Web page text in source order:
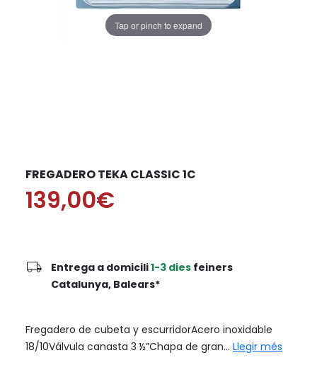
Tap or pinch to expand
FREGADERO TEKA CLASSIC 1C
139,00€
local_shipping Entrega a domicili1-3 dies feiners
Catalunya, Balears*
Fregadero de cubeta y escurridorAcero inoxidable
18/10Válvula canasta 3 ½”Chapa de gran... Llegir més